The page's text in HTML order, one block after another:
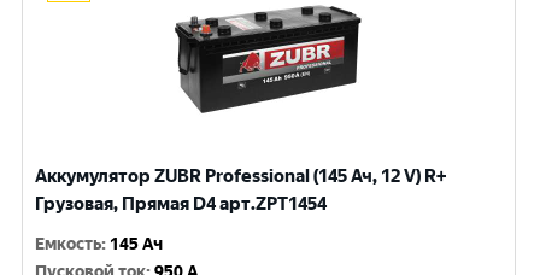
Аккумулятор ZUBR Professional (145 Ач, 12 V) R+
Грузовая, Прямая D4 арт.ZPT1454
Емкость: 145 Ач